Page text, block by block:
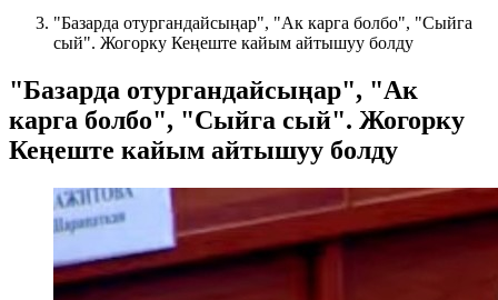
"Базарда отургандайсыңар", "Ак карга болбо", "Сыйга
сый". Жогорку Кеңеште кайым айтышуу болду
"Базарда отургандайсыңар", "Ак
карга болбо", "Сыйга сый". Жогорку
Кеңеште кайым айтышуу болду